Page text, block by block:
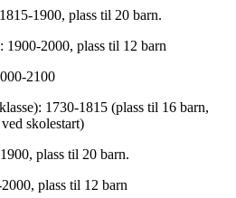
1900, plass til 20 barn.
1900-2000, plass til 12 barn
2100
1730-1815 (plass til 16 barn,
skolestart)
plass til 20 barn.
plass til 12 barn